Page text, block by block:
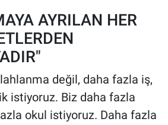
AYRILAN HER
değil, daha fazla iş,
istiyoruz. Biz daha fazla
okul istiyoruz. Daha fazla